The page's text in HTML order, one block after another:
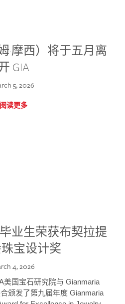
·摩西）将于五月离
GIA
5, 2026
阅读更多
业生荣获布契拉提
宝设计奖
4, 2026
美国宝石研究院与 Gianmaria
颁发了第九届年度 Gianmaria